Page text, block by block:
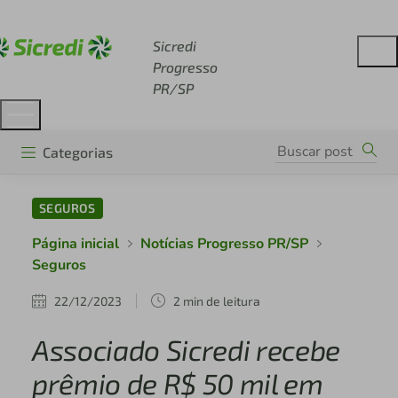
Sicredi
Progresso
PR/SP
Categorias
SEGUROS
Página inicial
Notícias Progresso PR/SP
Seguros
22/12/2023 2 min de leitura
Associado Sicredi recebe
prêmio de R$ 50 mil em